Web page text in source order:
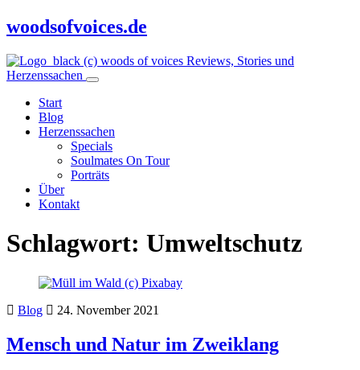
woodsofvoices.de
Reviews, Stories und
Herzenssachen
Start
Blog
Herzenssachen
Specials
Soulmates On Tour
Porträts
Über
Kontakt
Schlagwort: Umweltschutz
Blog 24. November 2021
Mensch und Natur im Zweiklang